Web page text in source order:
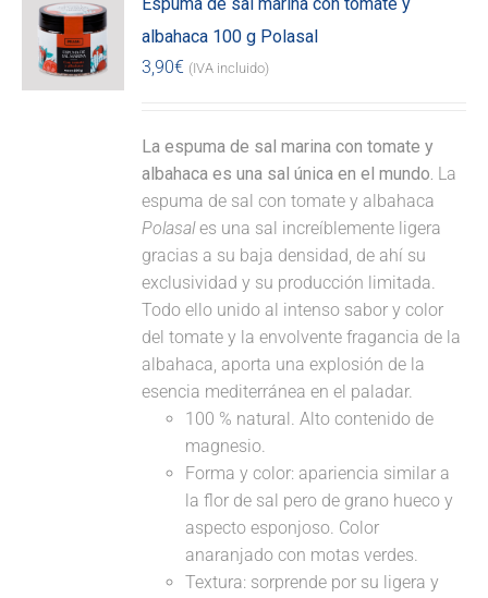
Espuma de sal marina con tomate y
albahaca 100 g Polasal
3,90€ (IVA incluido)
La espuma de sal marina con tomate y
albahaca es una sal única en el mundo. La
espuma de sal con tomate y albahaca
Polasales una sal increíblemente ligera
gracias a su baja densidad, de ahí su
exclusividad y su producción limitada.
Todo ello unido al intenso sabor y color
del tomate y la envolvente fragancia de la
albahaca, aporta una explosión de la
esencia mediterránea en el paladar.
100 % natural. Alto contenido de
magnesio.
Forma y color: apariencia similar a
la flor de sal pero de grano hueco y
aspecto esponjoso. Color
anaranjado con motas verdes.
Textura: sorprende por su ligera y